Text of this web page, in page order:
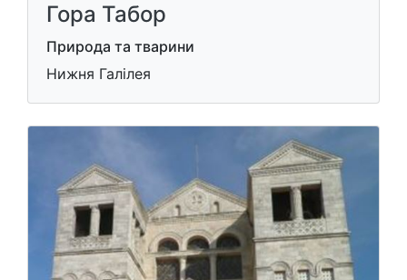
Гора Табор
Природа та тварини
Нижня Галілея